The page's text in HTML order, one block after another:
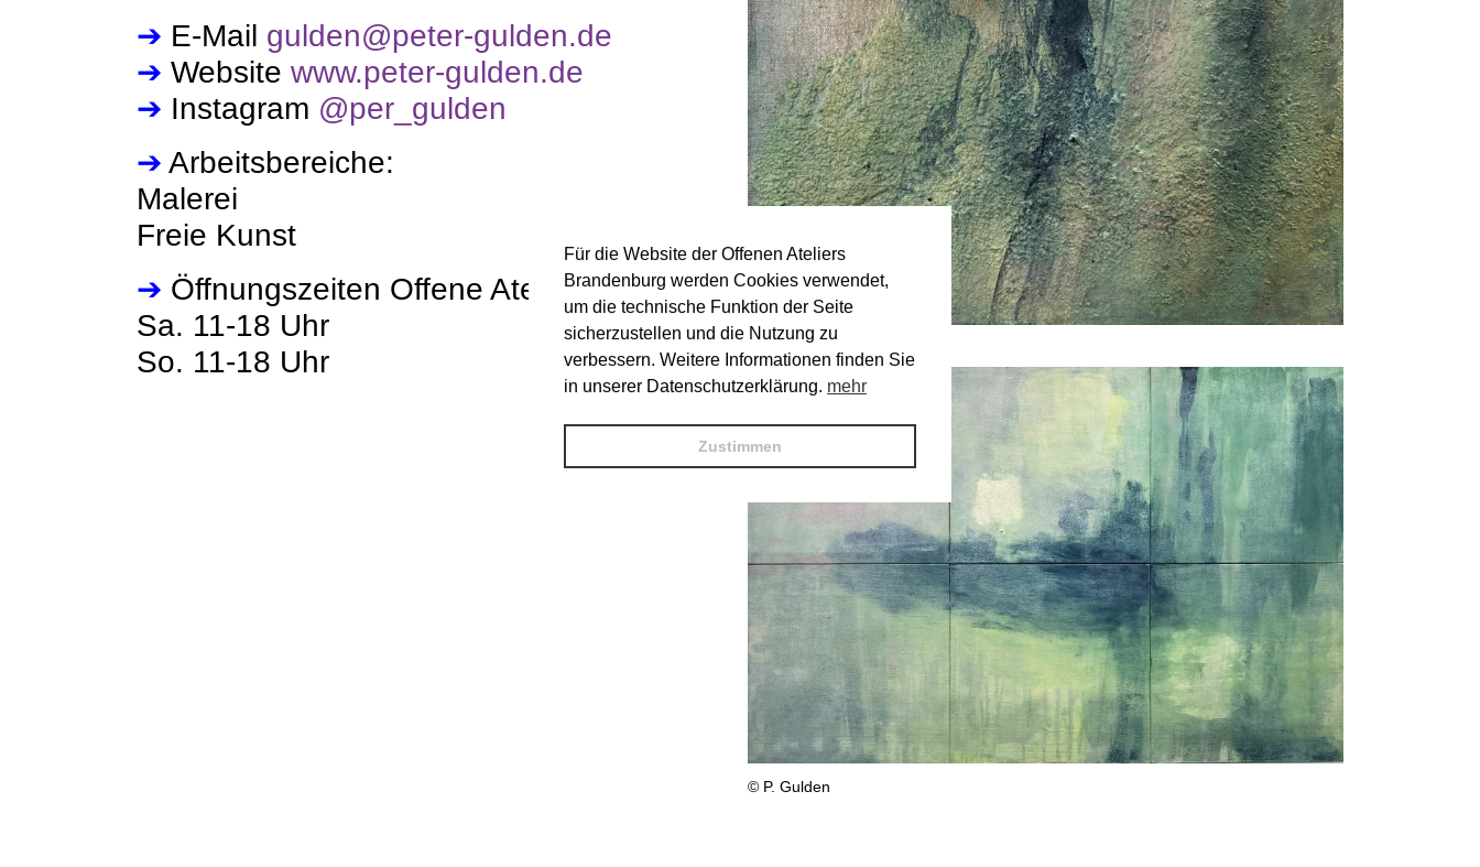
➔ E-Mail gulden@peter-gulden.de
➔ Websitewww.peter-gulden.de
➔ Instagram @per_gulden
➔ Arbeitsbereiche:
Malerei
Freie Kunst
➔ Öffnungszeiten Offene Ateliers 2025:
Sa. 11-18 Uhr
So. 11-18 Uhr
© P. Gulden
© P. Gulden
Für die Website der Offenen Ateliers
Brandenburg werden Cookies verwendet,
um die technische Funktion der Seite
sicherzustellen und die Nutzung zu
verbessern. Weitere Informationen finden Sie
in unserer Datenschutzerklärung. mehr
Zustimmen